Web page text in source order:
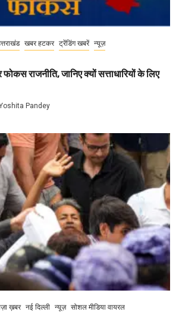
खबर हटकर ट्रेंडिंग खबरें न्यूज़
राजनीति, जानिए क्यों सत्ताधारियों के लिए
Pandey
ख़बर नई दिल्ली न्यूज़ सोशल मीडिया वायरल